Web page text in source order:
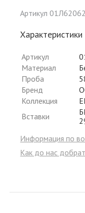
Артикул
Артикул
Материал
Проба
Бренд
Коллекция
Вставки
Информация по
Как до нас